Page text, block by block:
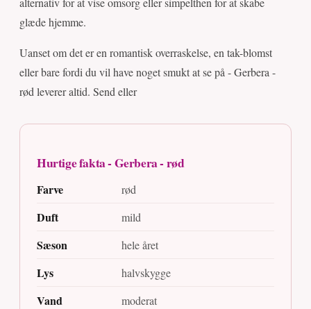
glæde hjemme.
Uanset om det er en romantisk overraskelse, en tak-blomst
eller bare fordi du vil have noget smukt at se på - Gerbera -
rød leverer altid. Send eller
Hurtige fakta - Gerbera - rød
Farve rød
Duft mild
Sæson hele året
Lys halvskygge
Vand moderat